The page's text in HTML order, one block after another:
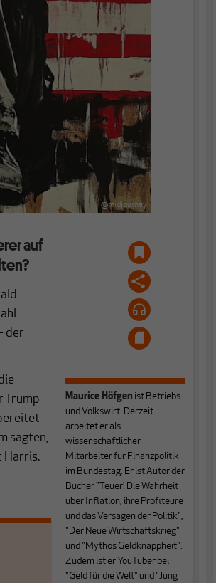
@midjourney
auf
der
Trump
sagten,
Harris.
Maurice Höfgen ist Betriebs-
und Volkswirt. Derzeit
arbeitet er als
wissenschaftlicher
Mitarbeiter für Finanzpolitik
im Bundestag. Er ist Autor der
Bücher " Teuer! Die Wahrheit
über Inflation, ihre Profiteure
und das Versagen der Politik",
"Der Neue Wirtschaftskrieg"
und "Mythos Geldknappheit".
Zudem ist er YouTuber bei
"Geld für die Welt" und "Jung